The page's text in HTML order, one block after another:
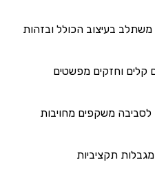
בעיצוב הכולל ובזהות
קלים וחזקים מפשטים
לסביבה משקפים מחויבות
מגבלות תקציביות